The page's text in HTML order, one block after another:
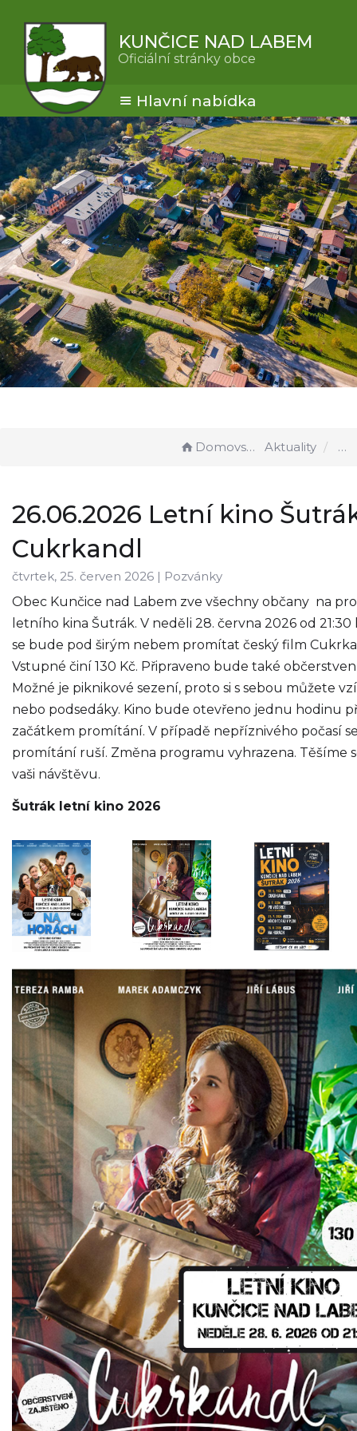
KUNČICE NAD LABEM
Oficiální stránky obce
Hlavní nabídka
Domovská stránka Aktuality
26.06.2026 Letní kino
Cukrkandl
čtvrtek, 25. červen 2026 | Pozvánky
Obec Kunčice nad Labem zve všechny občany na
letního kina Šutrák. V neděli 28. června 2026 od 21:30
se bude pod širým nebem promítat český film
Vstupné činí 130 Kč. Připraveno bude také
Možné je piknikové sezení, proto si s sebou můžete
nebo podsedáky. Kino bude otevřeno jednu hodinu
začátkem promítání. V případě nepříznivého počasí
promítání ruší. Změna programu vyhrazena. Těšíme
vaši návštěvu.
Šutrák letní kino 2026